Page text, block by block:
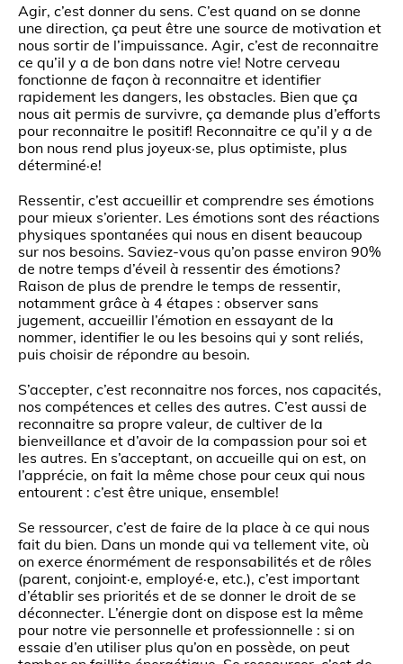
Agir, c’est donner du sens. C’est quand on se donne
une direction, ça peut être une source de motivation et
nous sortir de l’impuissance. Agir, c’est de reconnaitre
ce qu’il y a de bon dans notre vie! Notre cerveau
fonctionne de façon à reconnaitre et identifier
rapidement les dangers, les obstacles. Bien que ça
nous ait permis de survivre, ça demande plus d’efforts
pour reconnaitre le positif! Reconnaitre ce qu’il y a de
bon nous rend plus joyeux·se, plus optimiste, plus
déterminé·e!
Ressentir, c’est accueillir et comprendre ses émotions
pour mieux s’orienter. Les émotions sont des réactions
physiques spontanées qui nous en disent beaucoup
sur nos besoins. Saviez-vous qu’on passe environ 90%
de notre temps d’éveil à ressentir des émotions?
Raison de plus de prendre le temps de ressentir,
notamment grâce à 4 étapes : observer sans
jugement, accueillir l’émotion en essayant de la
nommer, identifier le ou les besoins qui y sont reliés,
puis choisir de répondre au besoin.
S’accepter, c’est reconnaitre nos forces, nos capacités,
nos compétences et celles des autres. C’est aussi de
reconnaitre sa propre valeur, de cultiver de la
bienveillance et d’avoir de la compassion pour soi et
les autres. En s’acceptant, on accueille qui on est, on
l’apprécie, on fait la même chose pour ceux qui nous
entourent : c’est être unique, ensemble!
Se ressourcer, c’est de faire de la place à ce qui nous
fait du bien. Dans un monde qui va tellement vite, où
on exerce énormément de responsabilités et de rôles
(parent, conjoint·e, employé·e, etc.), c’est important
d’établir ses priorités et de se donner le droit de se
déconnecter. L’énergie dont on dispose est la même
pour notre vie personnelle et professionnelle : si on
essaie d’en utiliser plus qu’on en possède, on peut